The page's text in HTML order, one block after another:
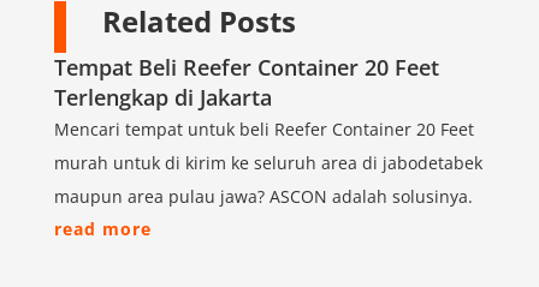
Related Posts
Tempat Beli Reefer Container 20 Feet
Terlengkap di Jakarta
Mencari tempat untuk beli Reefer Container 20 Feet
murah untuk di kirim ke seluruh area di jabodetabek
maupun area pulau jawa? ASCON adalah solusinya.
read more